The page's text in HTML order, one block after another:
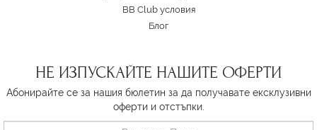
BB Club условия
Блог
НЕ ИЗПУСКАЙТЕ НАШИТЕ ОФЕРТИ
Абонирайте се за нашия бюлетин за да получавате ексклузивни
оферти и отстъпки.